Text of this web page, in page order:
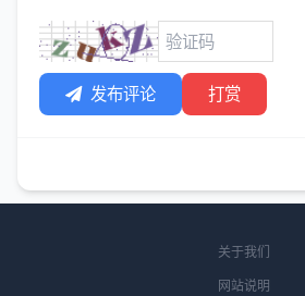
发布评论 打赏
关于我们
网站说明